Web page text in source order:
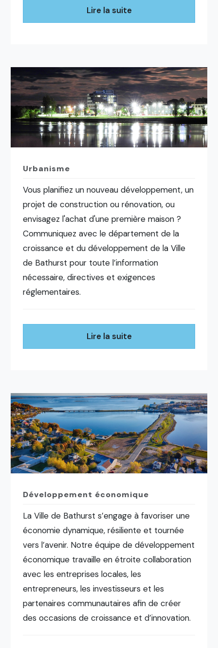
Lire la suite
Urbanisme
Vous planifiez un nouveau développement, un
projet de construction ou rénovation, ou
envisagez l'achat d'une première maison ?
Communiquez avec le département de la
croissance et du développement de la Ville
de Bathurst pour toute l’information
nécessaire, directives et exigences
réglementaires.
Lire la suite
Développement économique
La Ville de Bathurst s’engage à favoriser une
économie dynamique, résiliente et tournée
vers l’avenir. Notre équipe de développement
économique travaille en étroite collaboration
avec les entreprises locales, les
entrepreneurs, les investisseurs et les
partenaires communautaires afin de créer
des occasions de croissance et d’innovation.